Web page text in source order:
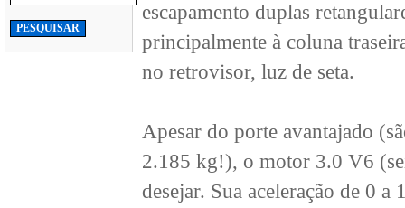
escapamento duplas
principalmente à coluna
no retrovisor, luz de seta.
Apesar do porte avantajado
2.185 kg!), o motor 3.0 V6
desejar. Sua aceleração de 0